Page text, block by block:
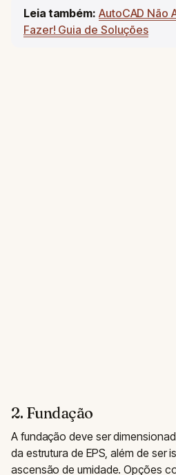
Leia também: AutoCAD Não
Fazer! Guia de Soluções
2. Fundação
A fundação deve ser
da estrutura de EPS, além de ser
ascensão de umidade. Opções